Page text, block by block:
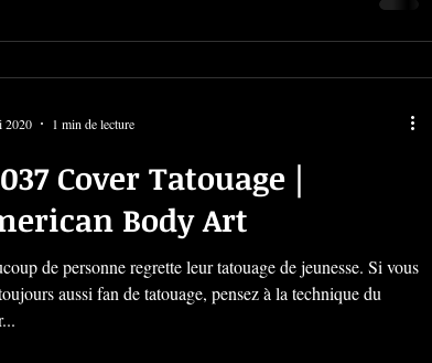
Cover Tatouage |
Body Art
de personne regrette leur tatouage de jeunesse. Si vous
aussi fan de tatouage, pensez à la technique du
2020 1 min de lecture